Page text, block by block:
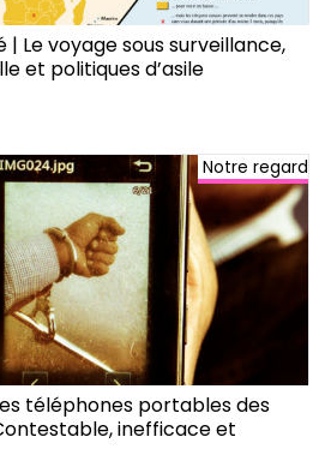
| Le voyage sous surveillance,
et politiques d’asile
Notre regard
téléphones portables des
inefficace et